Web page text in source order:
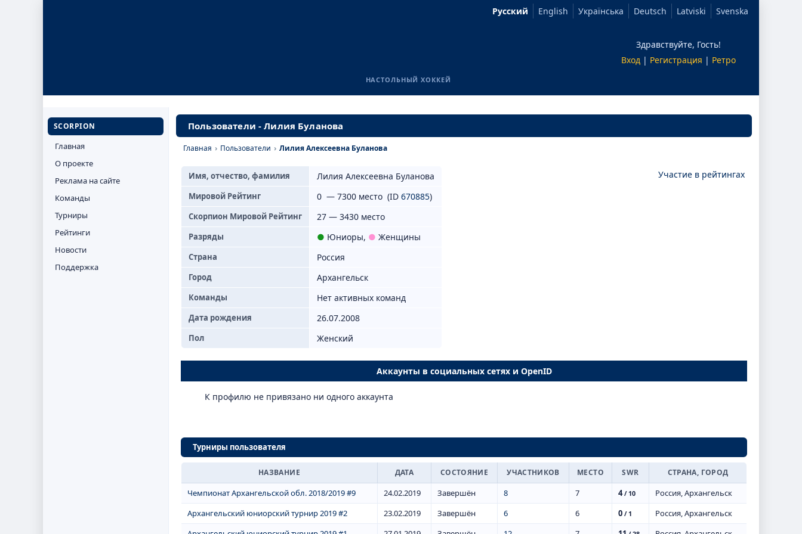
Русский English Українська Deutsch Latviski Svenska
Здравствуйте, Гость!
Вход | Регистрация | Ретро
НАСТОЛЬНЫЙ ХОККЕЙ
SCORPION
Главная
О проекте
Реклама на сайте
Команды
Турниры
Рейтинги
Новости
Поддержка
Пользователи - Лилия Буланова
Главная › Пользователи › Лилия Алексеевна Буланова
Участие в рейтингах
Имя, отчество, фамилия Лилия Алексеевна Буланова
Мировой Рейтинг 0 — 7300 место (ID 670885)
Скорпион Мировой Рейтинг 27 — 3430 место
Разряды ● Юниоры, ● Женщины
Страна Россия
Город Архангельск
Команды Нет активных команд
Дата рождения 26.07.2008
Пол Женский
Аккаунты в социальных сетях и OpenID
К профилю не привязано ни одного аккаунта
Турниры пользователя
НАЗВАНИЕ ДАТА СОСТОЯНИЕ УЧАСТНИКОВ МЕСТО SWR СТРАНА, ГОРОД
Чемпионат Архангельской обл. 2018/2019 #9 24.02.2019 Завершён 8 7 4/ 10
Россия, Архангельск
Архангельский юниорский турнир 2019 #2
23.02.2019 Завершён 6 6 0 / 1
Россия, Архангельск